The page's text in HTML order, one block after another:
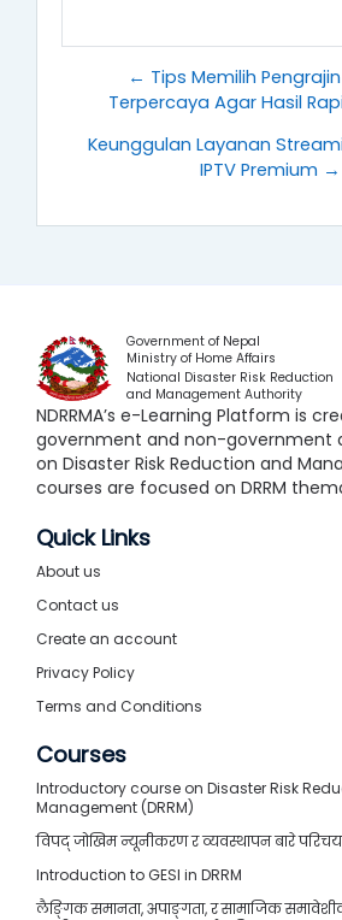
← Tips Memilih
Terpercaya Agar Hasil
Keunggulan Layanan
IPTV Premium →
Government of Nepal
Ministry of Home Affairs
National Disaster Risk Reduction
and Management Authority
NDRRMA’s e-Learning Platform is
government and non-government
on Disaster Risk Reduction and
courses are focused on DRRM
Quick Links
About us
Contact us
Create an account
Privacy Policy
Terms and Conditions
Courses
Introductory course on Disaster Risk
Management (DRRM)
विपद् जोखिम न्यूनीकरण र व्यवस्थापन बारे
Introduction to GESI in DRRM
लैङ्गिक समानता, अपाङ्गता, र सामाजिक